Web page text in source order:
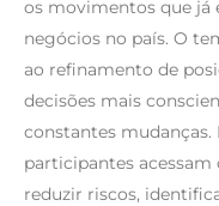
os movimentos que já
negócios no país. O
ao refinamento de
decisões mais
constantes
participantes acessam
reduzir riscos,